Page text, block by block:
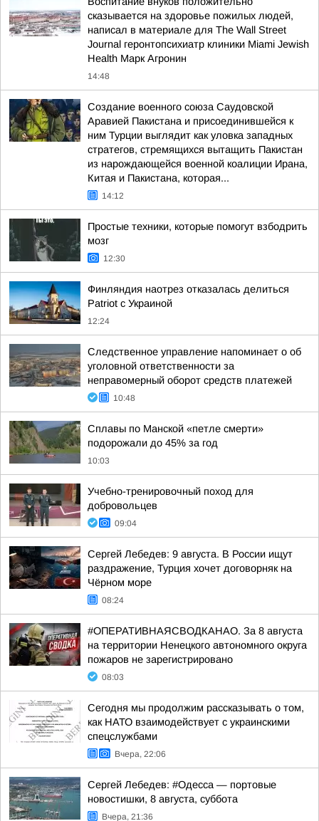
сказывается на здоровье пожилых людей,
написал в материале для The Wall Street
Journal геронтопсихиатр клиники Miami Jewish
Health Марк Агронин
14:48
Создание военного союза Саудовской
Аравией Пакистана и присоединившейся к
ним Турции выглядит как уловка западных
стратегов, стремящихся вытащить Пакистан
из нарождающейся военной коалиции Ирана,
Китая и Пакистана, которая...
14:12
Простые техники, которые помогут взбодрить
мозг
12:30
Финляндия наотрез отказалась делиться
Patriot с Украиной
12:24
Следственное управление напоминает о об
уголовной ответственности за
неправомерный оборот средств платежей
10:48
Сплавы по Манской «петле смерти»
подорожали до 45% за год
10:03
Учебно-тренировочный поход для
добровольцев
09:04
Сергей Лебедев: 9 августа. В России ищут
раздражение, Турция хочет договорняк на
Чёрном море
08:24
#ОПЕРАТИВНАЯСВОДКАНАО. За 8 августа
на территории Ненецкого автономного округа
пожаров не зарегистрировано
08:03
Сегодня мы продолжим рассказывать о том,
как НАТО взаимодействует с украинскими
спецслужбами
Вчера, 22:06
Сергей Лебедев: #Одесса — портовые
новостишки, 8 августа, суббота
Вчера, 21:36